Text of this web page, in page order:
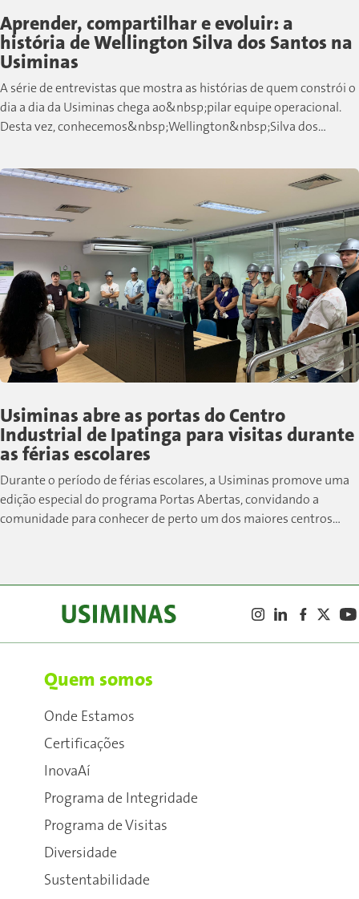
Aprender, compartilhar e evoluir: a
história de Wellington Silva dos Santos na
Usiminas
A série de entrevistas que mostra as histórias de quem constrói o
dia a dia da Usiminas chega ao&nbsp;pilar equipe operacional.
Desta vez, conhecemos&nbsp;Wellington&nbsp;Silva dos
Usiminas abre as portas do Centro
Industrial de Ipatinga para visitas durante
as férias escolares
Durante o período de férias escolares, a Usiminas promove uma
edição especial do programa Portas Abertas, convidando a
comunidade para conhecer de perto um dos maiores centros
Quem somos
Onde Estamos
Certificações
InovaAí
Programa de Integridade
Programa de Visitas
Diversidade
Sustentabilidade